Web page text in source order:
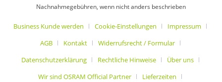
Nachnahmegebühren, wenn nicht anders beschrieben
Business Kunde werden Cookie-Einstellungen
Impressum
AGB
Kontakt
Widerrufsrecht / Formular
Datenschutzerklärung
Rechtliche Hinweise
Über uns
Wir sind OSRAM Official Partner
Lieferzeiten